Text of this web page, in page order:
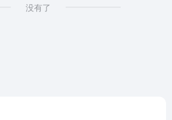
没有了